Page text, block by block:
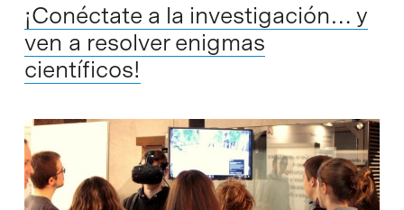
¡Conéctate a la investigación… y
ven a resolver enigmas
científicos!